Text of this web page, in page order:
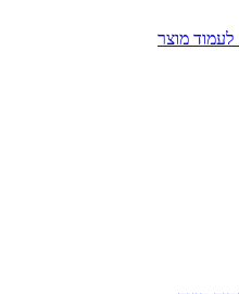
לעמוד מוצר